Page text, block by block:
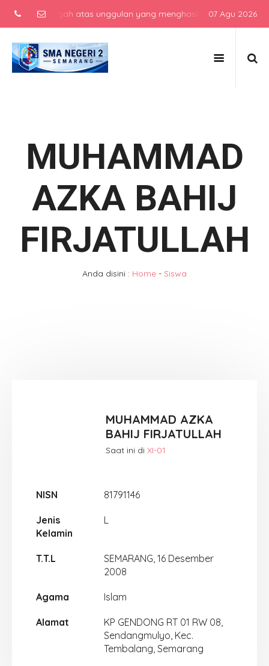
menengah atas unggulan yang menghasilkan lulusan07 Agu 2026
MUHAMMAD
AZKA BAHIJ
FIRJATULLAH
Anda disini : Home - Siswa
MUHAMMAD AZKA
BAHIJ FIRJATULLAH
Saat ini diXI-01
NISN 81791146
Jenis
Kelamin
L
T.T.L
SEMARANG, 16 Desember
2008
Agama Islam
Alamat
KP GENDONG RT 01 RW 08,
Sendangmulyo, Kec.
Tembalang, Semarang